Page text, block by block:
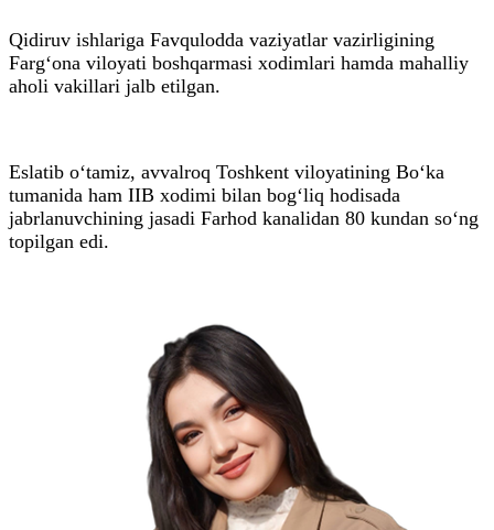
Qidiruv ishlariga Favqulodda vaziyatlar vazirligining
Farg‘ona viloyati boshqarmasi xodimlari hamda mahalliy
aholi vakillari jalb etilgan.
Eslatib o‘tamiz, avvalroq Toshkent viloyatining Bo‘ka
tumanida ham IIB xodimi bilan bog‘liq hodisada
jabrlanuvchining jasadi Farhod kanalidan 80 kundan so‘ng
topilgan edi.